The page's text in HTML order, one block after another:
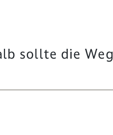
sollte die